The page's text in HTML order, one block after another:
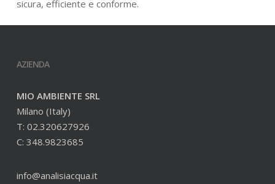
sicura, efficiente e conforme.
AZIENDA
MIO AMBIENTE SRL
Milano (Italy)
T: 02.320627926
C: 348.9823685
info@analisiacqua.it